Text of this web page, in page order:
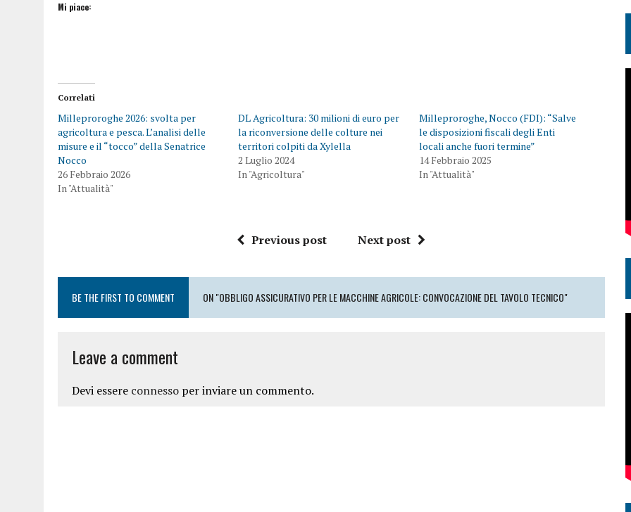
Mi piace:
Correlati
Milleproroghe 2026: svolta per
agricoltura e pesca. L’analisi delle
misure e il “tocco” della Senatrice
Nocco
26 Febbraio 2026
In "Attualità"
DL Agricoltura: 30 milioni di euro per
la riconversione delle colture nei
territori colpiti da Xylella
2 Luglio 2024
In "Agricoltura"
Milleproroghe, Nocco (FDI): “Salve
le disposizioni fiscali degli Enti
locali anche fuori termine”
14 Febbraio 2025
In "Attualità"
Previous post Next post
BE THE FIRST TO COMMENT ON "OBBLIGO ASSICURATIVO PER LE MACCHINE AGRICOLE: CONVOCAZIONE DEL TAVOLO TECNICO"
Leave a comment
Devi essere connesso per inviare un commento.